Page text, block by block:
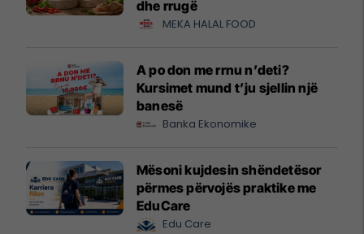
dhe rrugë
MEKA HALAL FOOD
A po don me rrnu n’deti?
Kursimet mund t’ju sjellin një
banesë
Banka Ekonomike
Mësoni kujdesin shëndetësor
përmes përvojës praktike me
EduCare
Edu Care